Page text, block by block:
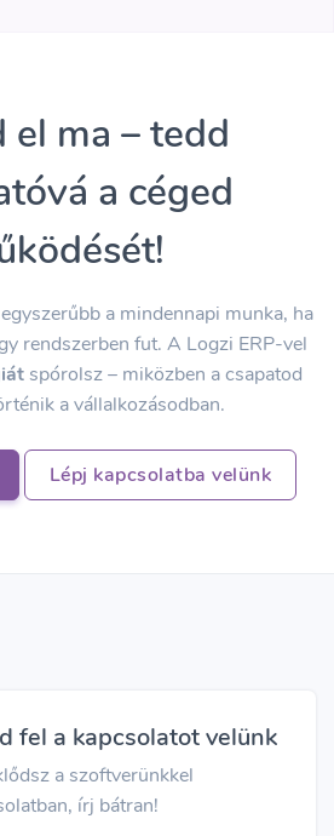
el ma – tedd
a céged
a mindennapi munka, ha
rendszerben fut. A Logzi ERP-vel
spórolsz – miközben a csapatod
a vállalkozásodban.
Lépj kapcsolatba velünk
fel a kapcsolatot velünk
a szoftverünkkel
írj bátran!